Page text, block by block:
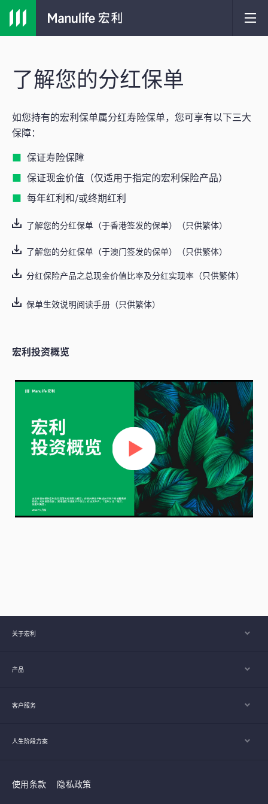
了解您的分红保单
如您持有的宏利保单属分红寿险保单，您可享有以下三大
保障：
保证寿险保障
保证现金价值（仅适用于指定的宏利保险产品）
每年红利和/或终期红利
了解您的分红保单（于香港签发的保单）（只供繁体）
了解您的分红保单（于澳门签发的保单）（只供繁体）
分红保险产品之总现金价值比率及分红实现率（只供繁体）
保单生效说明阅读手册（只供繁体）
宏利投资概览
关于宏利
产品
客户服务
人生阶段方案
使用条款 隐私政策